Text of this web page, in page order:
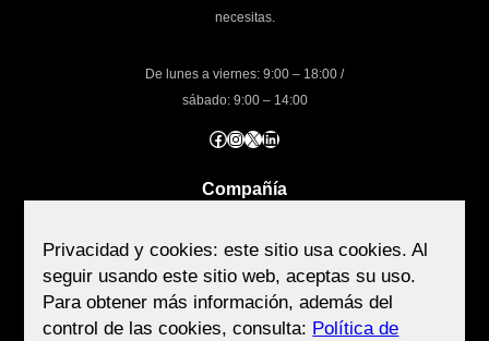
necesitas.
De lunes a viernes: 9:00 – 18:00 /
sábado: 9:00 – 14:00
Facebook InstagramX LinkedIn
Compañía
Acerca de
Política de privacidad
Privacidad y cookies: este sitio usa cookies. Al
seguir usando este sitio web, aceptas su uso.
Para obtener más información, además del
control de las cookies, consulta: Política de